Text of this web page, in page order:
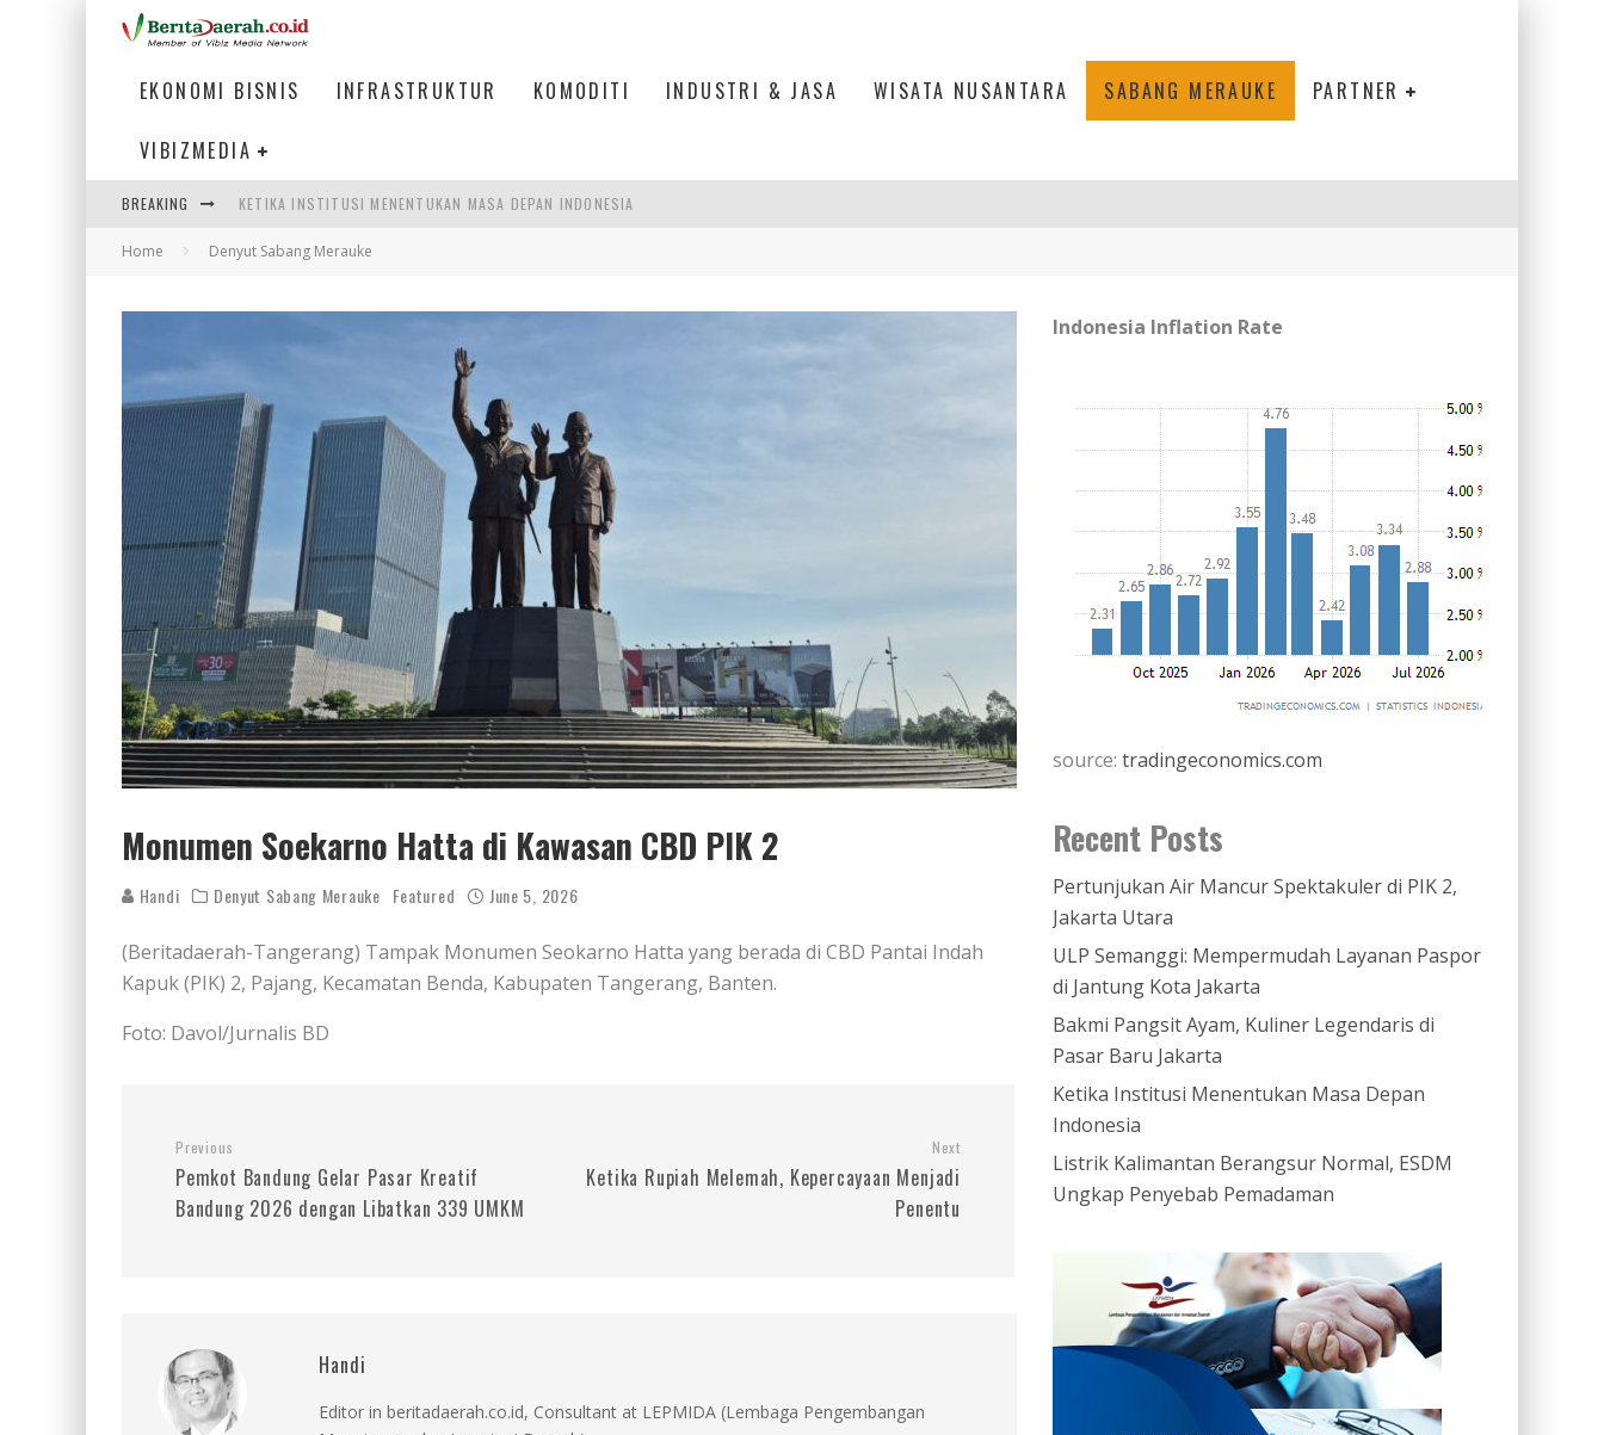
EKONOMI BISNIS INFRASTRUKTUR KOMODITI INDUSTRI & JASA WISATA NUSANTARA SABANG MERAUKE PARTNER
VIBIZMEDIA
BREAKING KETIKA INSTITUSI MENENTUKAN MASA DEPAN INDONESIA
PERTUNJUKAN AIR MANCUR SPEKTAKULER DI PIK 2, JAKARTA UTARA
BAKMI PANGSIT AYAM, KULINER LEGENDARIS DI PASAR BARU JAKARTA
Home Denyut Sabang Merauke
Monumen Soekarno Hatta di Kawasan CBD PIK 2
Handi Denyut Sabang Merauke Featured June 5, 2026
(Beritadaerah-Tangerang) Tampak Monumen Seokarno Hatta yang berada di CBD Pantai Indah
Kapuk (PIK) 2, Pajang, Kecamatan Benda, Kabupaten Tangerang, Banten.
Foto: Davol/Jurnalis BD
Previous
Pemkot Bandung Gelar Pasar Kreatif
Bandung 2026 dengan Libatkan 339 UMKM
Next
Ketika Rupiah Melemah, Kepercayaan Menjadi
Penentu
Handi
Editor in beritadaerah.co.id, Consultant at LEPMIDA (Lembaga Pengembangan
Indonesia Inflation Rate
source: tradingeconomics.com
Recent Posts
Pertunjukan Air Mancur Spektakuler di PIK 2,
Jakarta Utara
ULP Semanggi: Mempermudah Layanan Paspor
di Jantung Kota Jakarta
Bakmi Pangsit Ayam, Kuliner Legendaris di
Pasar Baru Jakarta
Ketika Institusi Menentukan Masa Depan
Indonesia
Listrik Kalimantan Berangsur Normal, ESDM
Ungkap Penyebab Pemadaman